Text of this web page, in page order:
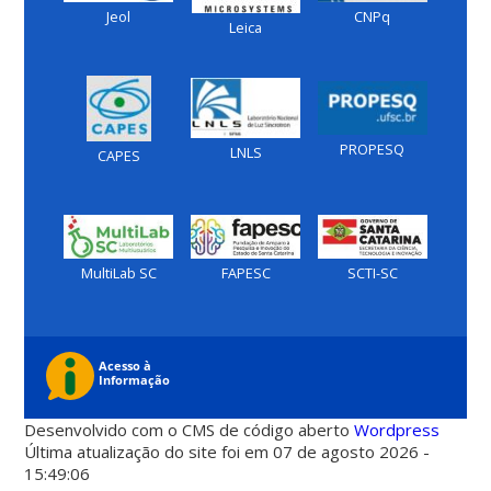
Jeol
Leica
CNPq
CAPES LNLS PROPESQ
MultiLab SC FAPESC SCTI-SC
Desenvolvido com o CMS de código abertoWordpress
Última atualização do site foi em 07 de agosto 2026 -
15:49:06